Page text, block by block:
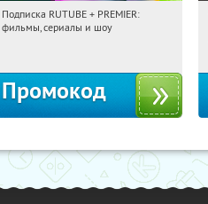
01:44:46 Получили:
Подписка RUTUBE + PREMIER:
фильмы, сериалы и шоу
Промокод